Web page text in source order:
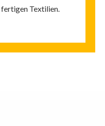
Textilien.